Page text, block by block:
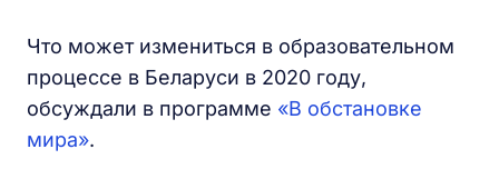
Что может измениться в образовательном
процессе в Беларуси в 2020 году,
обсуждали в программе «В обстановке
мира».